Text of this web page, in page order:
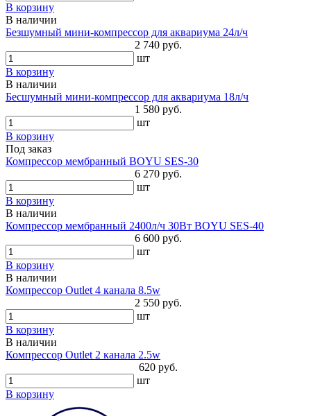
В корзину
В наличии
Безшумный мини-компрессор для аквариума 24л/ч
2 740 руб.
шт
В корзину
В наличии
Бесшумный мини-компрессор для аквариума 18л/ч
1 580 руб.
шт
В корзину
Под заказ
Компрессор мембранный BOYU SES-30
6 270 руб.
шт
В корзину
В наличии
Компрессор мембранный 2400л/ч 30Вт BOYU SES-40
6 600 руб.
шт
В корзину
В наличии
Компрессор Outlet 4 канала 8.5w
2 550 руб.
шт
В корзину
В наличии
Компрессор Outlet 2 канала 2.5w
620 руб.
шт
В корзину